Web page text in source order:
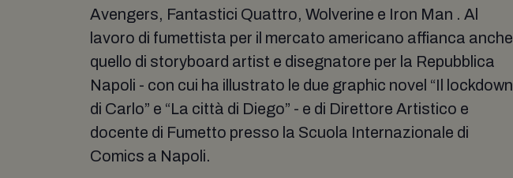
Avengers, Fantastici Quattro, Wolverine e Iron Man . Al
lavoro di fumettista per il mercato americano affianca anche
quello di storyboard artist e disegnatore per la Repubblica
Napoli - con cui ha illustrato le due graphic novel “Il lockdown
di Carlo” e “La città di Diego” - e di Direttore Artistico e
docente di Fumetto presso la Scuola Internazionale di
Comics a Napoli.